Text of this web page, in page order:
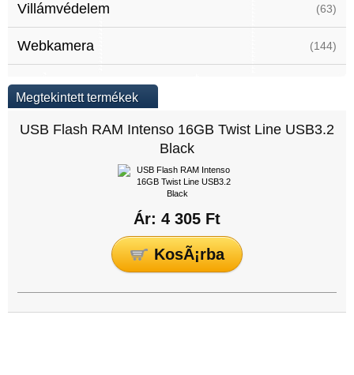
Villámvédelem (63)
Webkamera (144)
Megtekintett termékek
USB Flash RAM Intenso 16GB Twist Line USB3.2
Black
Ár: 4 305 Ft